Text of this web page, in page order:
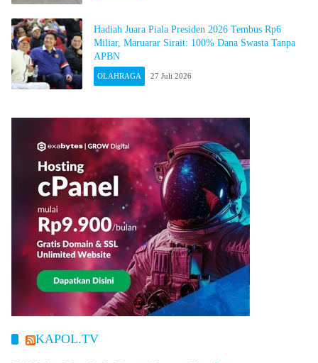
Hadiah Juara Piala Presiden 2026 Tembus Rp6
Miliar, Maruarar Sirait: 100% Dana Swasta Tanpa
APBN
OLAHRAGA 27 Juli 2026
KAPOL.TV